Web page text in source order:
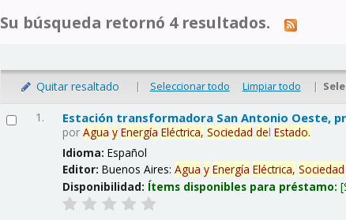
Su búsqueda retornó 4 resultados.
Quitar resaltado | Seleccionar todo Limpiar todo |
1. Estación transformadora San Antonio Oeste,
porAgua y Energía Eléctrica, Sociedad delEstado.
Idioma:Español
Editor:Buenos Aires:Agua y Energía Eléctrica, Sociedad
Disponibilidad: Ítems disponibles para préstamo: